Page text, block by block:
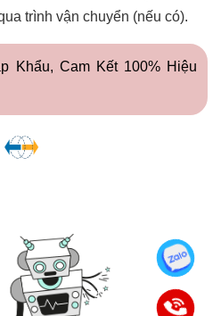
trình vận chuyển (nếu có).
Khẩu, Cam Kết 100% Hiệu